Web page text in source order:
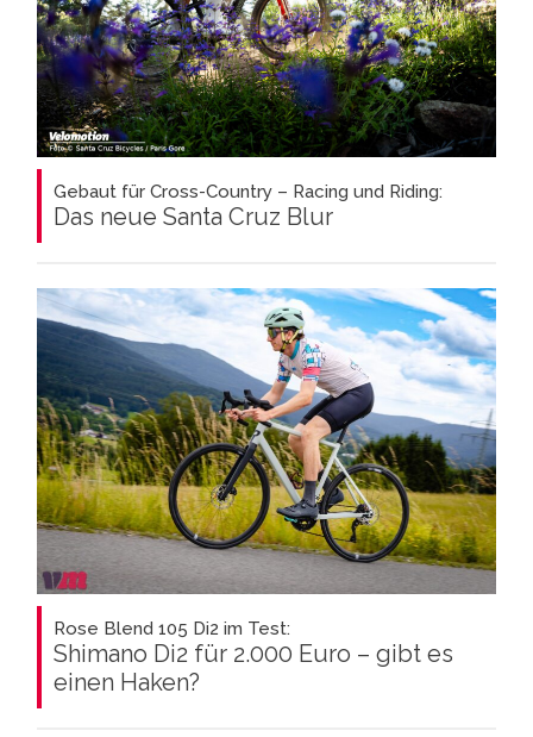
Gebaut für Cross-Country – Racing und Riding:
Das neue Santa Cruz Blur
Rose Blend 105 Di2 im Test:
Shimano Di2 für 2.000 Euro – gibt es
einen Haken?